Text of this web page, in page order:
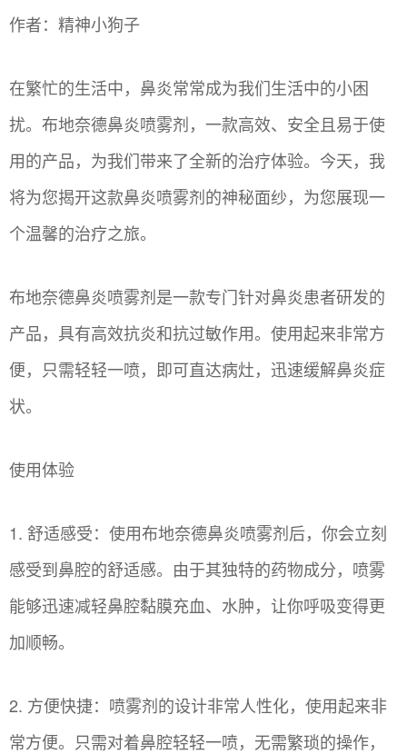
作者：精神小狗子
在繁忙的生活中，鼻炎常常成为我们生活中的小困
扰。布地奈德鼻炎喷雾剂，一款高效、安全且易于使
用的产品，为我们带来了全新的治疗体验。今天，我
将为您揭开这款鼻炎喷雾剂的神秘面纱，为您展现一
个温馨的治疗之旅。
布地奈德鼻炎喷雾剂是一款专门针对鼻炎患者研发的
产品，具有高效抗炎和抗过敏作用。使用起来非常方
便，只需轻轻一喷，即可直达病灶，迅速缓解鼻炎症
状。
使用体验
1. 舒适感受：使用布地奈德鼻炎喷雾剂后，你会立刻
感受到鼻腔的舒适感。由于其独特的药物成分，喷雾
能够迅速减轻鼻腔黏膜充血、水肿，让你呼吸变得更
加顺畅。
2. 方便快捷：喷雾剂的设计非常人性化，使用起来非
常方便。只需对着鼻腔轻轻一喷，无需繁琐的操作，